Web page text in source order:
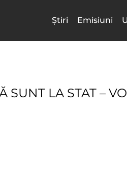
Știri Emisiuni
SUNT LA STAT –